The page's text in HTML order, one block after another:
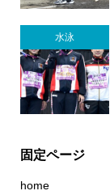
水泳
固定ページ
home